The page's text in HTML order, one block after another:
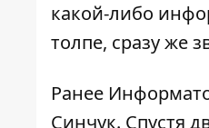
какой-либо
толпе, сразу же
Ранее
Синчук. Спустя